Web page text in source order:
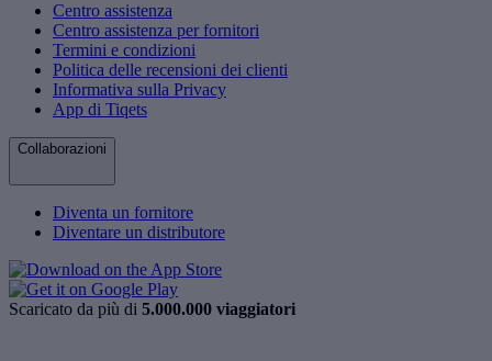
Centro assistenza
Centro assistenza per fornitori
Termini e condizioni
Politica delle recensioni dei clienti
Informativa sulla Privacy
App di Tiqets
Collaborazioni
Diventa un fornitore
Diventare un distributore
Scaricato da più di 5.000.000 viaggiatori